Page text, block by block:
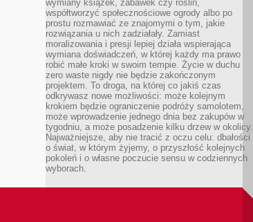
wymiany książek, zabawek czy roślin,
współtworzyć społecznościowe ogrody albo po
prostu rozmawiać ze znajomymi o tym, jakie
rozwiązania u nich zadziałały. Zamiast
moralizowania i presji lepiej działa wspierająca
wymiana doświadczeń, w której każdy ma prawo
robić małe kroki w swoim tempie. Życie w duchu
zero waste nigdy nie będzie zakończonym
projektem. To droga, na której co jakiś czas
odkrywasz nowe możliwości: może kolejnym
krokiem będzie ograniczenie podróży samolotem,
może wprowadzenie jednego dnia bez zakupów w
tygodniu, a może posadzenie kilku drzew w okolicy.
Najważniejsze, aby nie tracić z oczu celu: dbałości
o świat, w którym żyjemy, o przyszłość kolejnych
pokoleń i o własne poczucie sensu w codziennych
wyborach.